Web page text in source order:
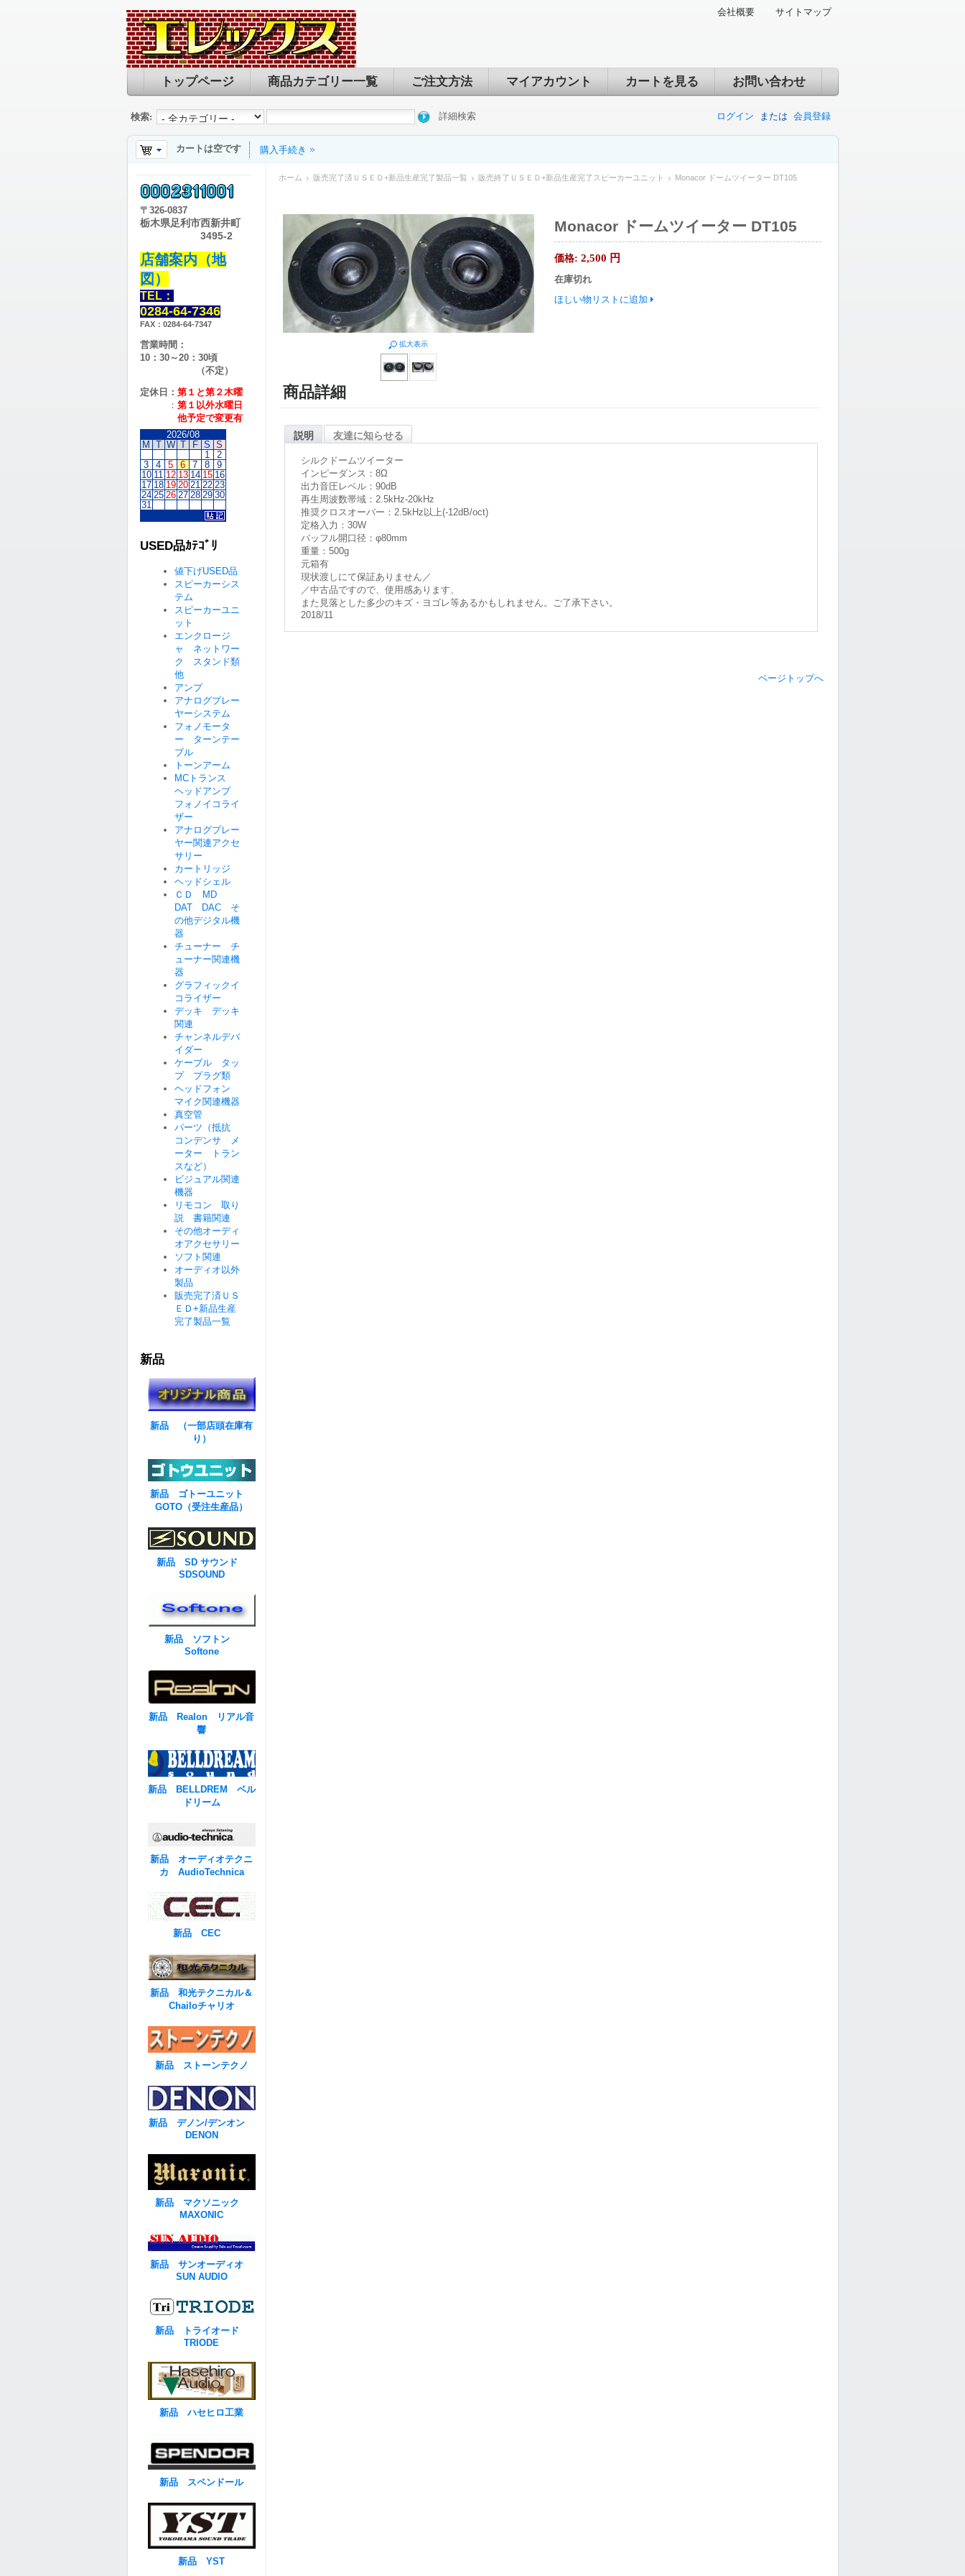
会社概要 サイトマップ
トップページ 商品カテゴリー一覧 ご注文方法 マイアカウント カートを見る お問い合わせ
ログイン または 会員登録
検索: 詳細検索
カートは空です 購入手続き
ホーム 販売完了済ＵＳＥＤ+新品生産完了製品一覧 販売終了ＵＳＥＤ+新品生産完了スピーカーユニット Monacor ドームツイーター DT105
拡大表示
Monacor ドームツイーター DT105
価格: 2,500 円
在庫切れ
ほしい物リストに追加
商品詳細
説明 友達に知らせる
シルクドームツイーター
インピーダンス：8Ω
出力音圧レベル：90dB
再生周波数帯域：2.5kHz-20kHz
推奨クロスオーバー：2.5kHz以上(-12dB/oct)
定格入力：30W
バッフル開口径：φ80mm
重量：500g
元箱有
現状渡しにて保証ありません／
／中古品ですので、使用感あります、
また見落とした多少のキズ・ヨゴレ等あるかもしれません。ご了承下さい。
2018/11
ページトップへ
〒 326-0837
栃木県足利市西新井町
3495-2
店舗案内（地
図）
TEL：
0284-64-7346
FAX：0284-64-7347
営業時間：
10：30～20：30頃
（不定）
定休日： 第１と第２木曜
： 第１以外水曜日
他予定で変更有
2026/08
M
T W T F S S
1
2
3
4 5 6 7 8
9
10 11 12 13 14 15 16
17 18 19 20 21 22 23
24 25 26 27 28 29 30
31
USED品ｶﾃｺﾞﾘ
値下げUSED品
スピーカーシス
テム
スピーカーユニ
ット
エンクロージ
ャ ネットワー
ク スタンド類
他
アンプ
アナログプレー
ヤーシステム
フォノモータ
ー ターンテー
ブル
トーンアーム
MCトランス
ヘッドアンプ
フォノイコライ
ザー
アナログプレー
ヤー関連アクセ
サリー
カートリッジ
ヘッドシェル
ＣＤ MD
DAT DAC そ
の他デジタル機
器
チューナー チ
ューナー関連機
器
グラフィックイ
コライザー
デッキ デッキ
関連
チャンネルデバ
イダー
ケーブル タッ
プ プラグ類
ヘッドフォン
マイク関連機器
真空管
パーツ（抵抗
コンデンサ メ
ーター トラン
スなど）
ビジュアル関連
機器
リモコン 取り
説 書籍関連
その他オーディ
オアクセサリー
ソフト関連
オーディオ以外
製品
販売完了済ＵＳ
ＥＤ+新品生産
完了製品一覧
新品
新品 （一部店頭在庫有
り）
新品 ゴトーユニット
GOTO（受注生産品）
新品 SD サウンド
SDSOUND
新品 ソフトン
Softone
新品 Realon リアル音
響
新品 BELLDREM ベル
ドリーム
新品 オーディオテクニ
カ AudioTechnica
新品 CEC
新品 和光テクニカル＆
Chailoチャリオ
新品 ストーンテクノ
新品 デノン/デンオン
DENON
新品 マクソニック
MAXONIC
新品 サンオーディオ
SUN AUDIO
新品 トライオード
TRIODE
新品 ハセヒロ工業
新品 スペンドール
新品 YST